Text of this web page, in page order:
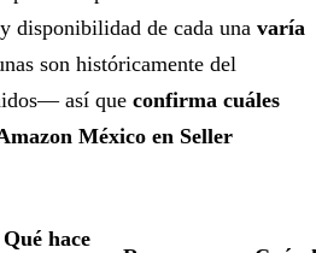
disponibilidad de cada una varía
son históricamente del
así que confirma cuáles
México en Seller
Qué hace